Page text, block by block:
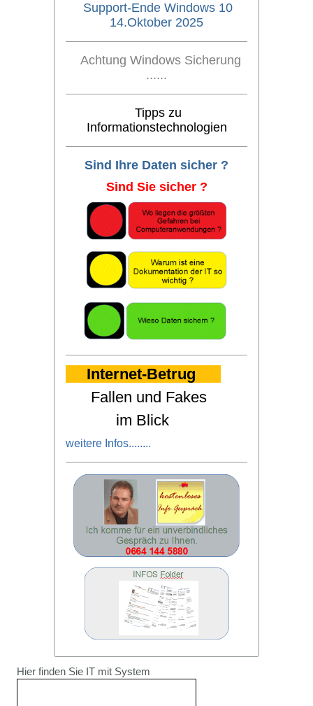
Support-Ende Windows 10
14.Oktober 2025
Achtung Windows Sicherung
......
Tipps zu
Informationstechnologien
Sind Ihre Daten sicher ?
Sind Sie sicher ?
Internet-Betrug
Fallen und Fakes
im Blick
weitere Infos........
Hier finden Sie IT mit System